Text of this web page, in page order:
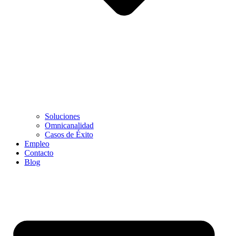
Soluciones
Omnicanalidad
Casos de Éxito
Empleo
Contacto
Blog